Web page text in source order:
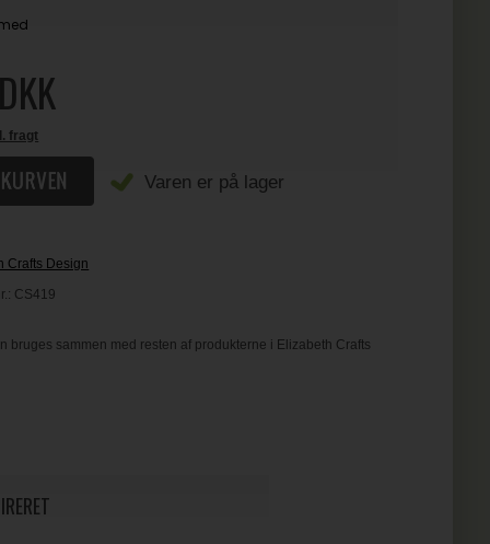
DKK
fragt
Varen er på lager
Crafts Design
CS419
bruges sammen med resten af produkterne i Elizabeth Crafts